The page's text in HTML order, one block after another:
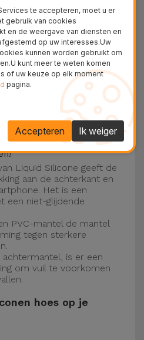
en het nieuwste model
16eniPhone 17.
met de
hebben een
constructie met een
om ongelukken en
Liquid Silicone geeft de
aan de achterkant en
Het is een
een niet-glijdende
PVC-mantel de mantel
tegen sterkere
is er een
om vuil te voorkomen
hoes op je
te accepteren, moet u er
gebruik van cookies
en de weergave van diensten en
op uw interesses.Uw
kunnen worden gebruikt om
kunt meer te weten komen
of uw keuze op elk moment
pagina.
Ik weiger
Accepteren